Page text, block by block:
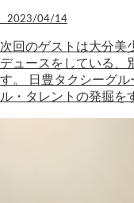
2023/04/14
次回のゲストは大分美
デュースをしている、
す。 日豊タクシーグ
ル・タレントの発掘を